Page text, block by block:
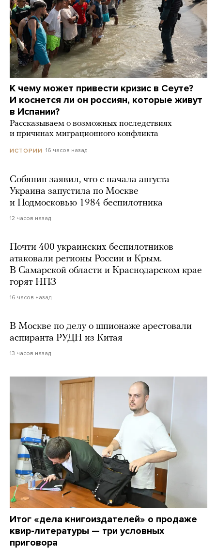
К чему может привести кризис в Сеуте?
И коснется ли он россиян, которые живут
в Испании?
Рассказываем о возможных последствиях
и причинах миграционного конфликта
ИСТОРИИ 16 часов назад
Собянин заявил, что с начала августа
Украина запустила по Москве
и Подмосковью 1984 беспилотника
12 часов назад
Почти 400 украинских беспилотников
атаковали регионы России и Крым.
В Самарской области и Краснодарском крае
горят НПЗ
16 часов назад
В Москве по делу о шпионаже арестовали
аспиранта РУДН из Китая
13 часов назад
Итог «дела книгоиздателей» о продаже
квир-литературы — три условных
приговора